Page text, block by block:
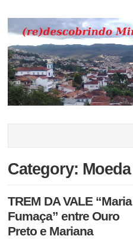
Category: Moeda
TREM DA VALE “Maria
Fumaça” entre Ouro
Preto e Mariana